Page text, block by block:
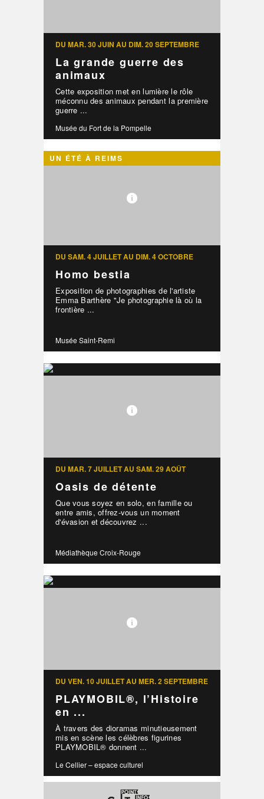
DU MAR. 30 JUIN AU DIM. 20 SEPTEMBRE
La grande guerre des
animaux
Cette exposition met en lumière le rôle
méconnu des animaux pendant la première
guerre ...
Musée du Fort de la Pompelle
UN ÉTÉ À REIMS
DU SAM. 4 JUILLET AU DIM. 4 OCTOBRE
Homo bestia
Exposition de photographies de l'artiste
Emma Barthère "Je photographie là où la
frontière ...
Musée Saint-Remi
DU MAR. 7 JUILLET AU SAM. 29 AOÛT
Oasis de détente
Que vous soyez en solo, en famille ou
entre amis, offrez-vous un moment
d'évasion et découvrez ...
Médiathèque Croix-Rouge
DU VEN. 10 JUILLET AU MER. 2 SEPTEMBRE
PLAYMOBIL®, l’Histoire
en ...
À travers des dioramas minutieusement
mis en scène les célèbres figurines
PLAYMOBIL® donnent ...
Le Cellier – espace culturel